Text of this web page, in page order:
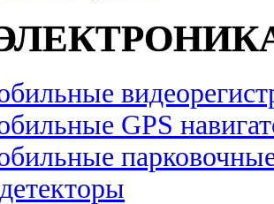
GPS